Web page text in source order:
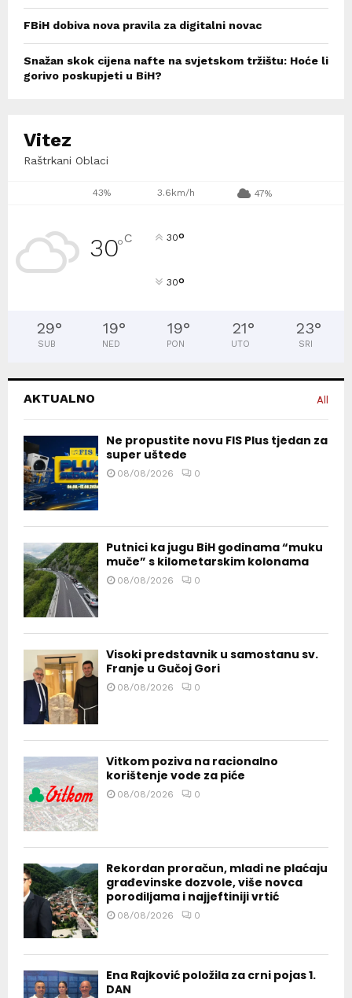
FBiH dobiva nova pravila za digitalni novac
Snažan skok cijena nafte na svjetskom tržištu: Hoće li
gorivo poskupjeti u BiH?
Vitez
Raštrkani Oblaci
43% 3.6km/h 47%
30°C 30°
30°
29°
SUB
19°
NED
19°
PON
21°
UTO
23°
SRI
AKTUALNO All
Ne propustite novu FIS Plus tjedan za
super uštede
08/08/2026 0
Putnici ka jugu BiH godinama “muku
muče” s kilometarskim kolonama
08/08/2026 0
Visoki predstavnik u samostanu sv.
Franje u Gučoj Gori
08/08/2026 0
Vitkom poziva na racionalno
korištenje vode za piće
08/08/2026 0
Rekordan proračun, mladi ne plaćaju
građevinske dozvole, više novca
porodiljama i najjeftiniji vrtić
08/08/2026 0
Ena Rajković položila za crni pojas 1.
DAN